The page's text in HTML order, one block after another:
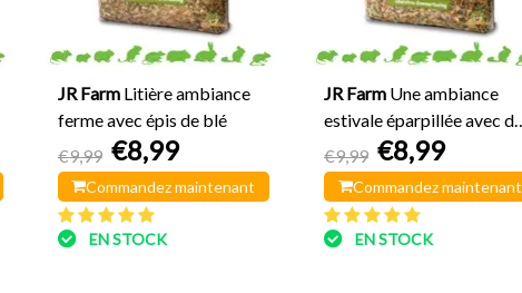
JR Farm Litière ambiance
ferme avec épis de blé
€9,99 €8,99
Commandez maintenant
EN STOCK
JR Farm Une ambiance
estivale éparpillée avec des
fleurs
€9,99 €8,99
Commandez maintenant
EN STOCK